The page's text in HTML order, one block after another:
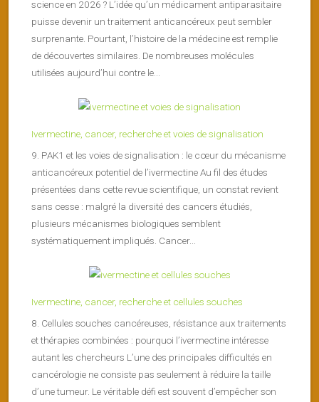
science en 2026 ? L’idée qu’un médicament antiparasitaire
puisse devenir un traitement anticancéreux peut sembler
surprenante. Pourtant, l’histoire de la médecine est remplie
de découvertes similaires. De nombreuses molécules
utilisées aujourd’hui contre le...
Ivermectine, cancer, recherche et voies de signalisation
9. PAK1 et les voies de signalisation : le cœur du mécanisme
anticancéreux potentiel de l’ivermectine Au fil des études
présentées dans cette revue scientifique, un constat revient
sans cesse : malgré la diversité des cancers étudiés,
plusieurs mécanismes biologiques semblent
systématiquement impliqués. Cancer...
Ivermectine, cancer, recherche et cellules souches
8. Cellules souches cancéreuses, résistance aux traitements
et thérapies combinées : pourquoi l’ivermectine intéresse
autant les chercheurs L’une des principales difficultés en
cancérologie ne consiste pas seulement à réduire la taille
d’une tumeur. Le véritable défi est souvent d’empêcher son